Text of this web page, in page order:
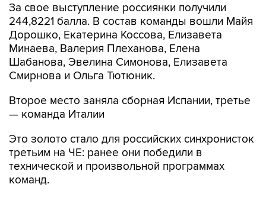
За свое выступление россиянки получили
244,8221 балла. В состав команды вошли Майя
Дорошко, Екатерина Коссова, Елизавета
Минаева, Валерия Плеханова, Елена
Шабанова, Эвелина Симонова, Елизавета
Смирнова и Ольга Тютюник.
Второе место заняла сборная Испании, третье
— команда Италии
Это золото стало для российских синхронисток
третьим на ЧЕ: ранее они победили в
технической и произвольной программах
команд.